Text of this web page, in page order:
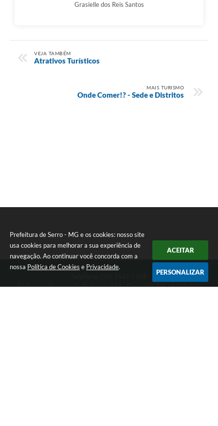
Prefeitura de Serro - MG e os cookies: nosso site
usa cookies para melhorar a sua experiência de
navegação. Ao continuar você concorda com a
nossa Política de Cookies e Privacidade.
ACEITAR
PERSONALIZAR
Grasielle dos Reis Santos
VEJA TAMBÉM
Atrativos Turísticos
MAIS TURISMO
Onde Comer!? - Sede e Distritos
Endereço: Praça João Pinheiro, 154 - Centro | CEP: 39150-000